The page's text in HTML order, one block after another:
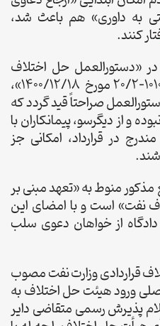
به داوری» هم باعث شد،
کنند.
«دستورالعمل حل اختلاف
قراردادی وزارت نفت به شماره 1010-20/2 مورخ ۱۴۰۰/۱۲/۱۸»،
صراحتاً قید گردد که
و از دیگرسو، پیمانکاران با
در قرارداد، امکانی جز
منوط به «تعهد مبنی بر
نفت» است و با امضای این
از خواهان دعوی سلب
قراردادی وزارت نفت مصوب
اصلی ورود هیئت حل اختلاف به
پذیرش رسمی متقاضی دایر